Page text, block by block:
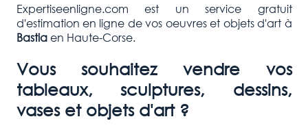
Expertiseenligne.com est un service gratuit
d'estimation en ligne de vos oeuvres et objets d'art à
Bastiaen Haute-Corse.
Vous souhaitez vendre vos
tableaux, sculptures, dessins,
vases et objets d'art ?